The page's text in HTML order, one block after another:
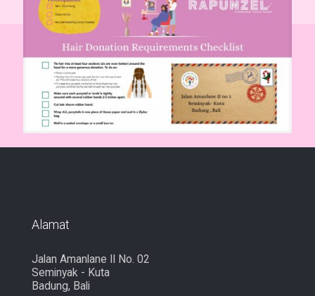
Alamat
Jalan Amanlane II No. 02
Seminyak - Kuta
Badung, Bali